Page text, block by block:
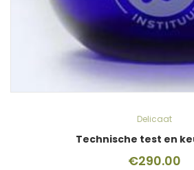
Delicaat
Technische test en
€290.00